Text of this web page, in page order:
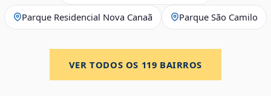
Parque Residencial Nova Canaã Parque São Camilo
VER TODOS OS 119 BAIRROS